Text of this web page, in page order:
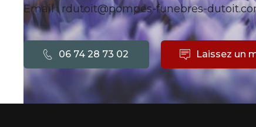
Email : rdutoit@pompes-funebres-
06 74 28 73 02 Laissez un